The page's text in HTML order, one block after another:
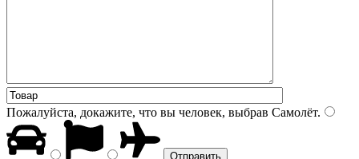
Пожалуйста, докажите, что вы человек, выбрав Самолёт.